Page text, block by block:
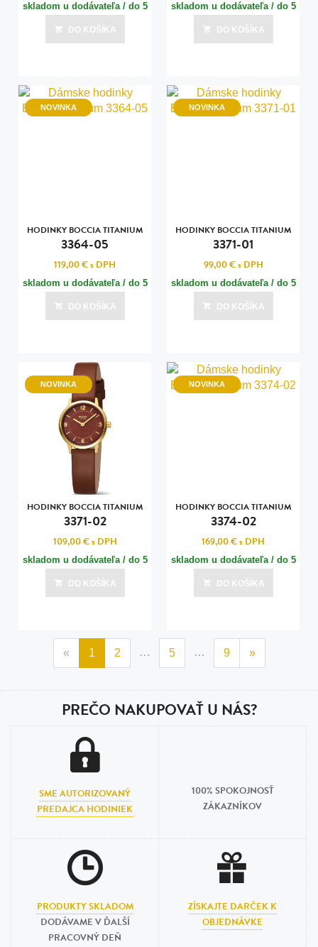
skladom u dodávateľa / do 5
dní
Posledná aktualizácia dnes o 15:00
DO KOŠÍKA
skladom u dodávateľa / do 5
dní
Posledná aktualizácia dnes o 15:00
DO KOŠÍKA
NOVINKA
HODINKY BOCCIA TITANIUM
3364-05
119,00 €s DPH
skladom u dodávateľa / do 5
dní
Posledná aktualizácia dnes o 15:00
DO KOŠÍKA
NOVINKA
HODINKY BOCCIA TITANIUM
3371-01
99,00 €s DPH
skladom u dodávateľa / do 5
dní
Posledná aktualizácia dnes o 15:00
DO KOŠÍKA
NOVINKA
HODINKY BOCCIA TITANIUM
3371-02
109,00 €s DPH
skladom u dodávateľa / do 5
dní
Posledná aktualizácia dnes o 15:00
DO KOŠÍKA
NOVINKA
HODINKY BOCCIA TITANIUM
3374-02
169,00 €s DPH
skladom u dodávateľa / do 5
dní
Posledná aktualizácia dnes o 15:00
DO KOŠÍKA
« 1 2 … 5 … 9 »
PREČO NAKUPOVAŤ U NÁS?
SME AUTORIZOVANÝ
PREDAJCA HODINIEK
100% SPOKOJNOSŤ
ZÁKAZNÍKOV
PRODUKTY SKLADOM
DODÁVAME V ĎALŠÍ
PRACOVNÝ DEŇ
ZÍSKAJTE DARČEK K
OBJEDNÁVKE